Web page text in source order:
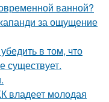
ванной?
за ощущение
в том, что
существует.
владеет молодая